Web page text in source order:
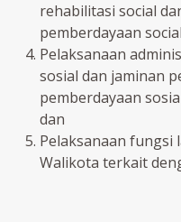
rehabilitasi social
pemberdayaan
Pelaksanaan
sosial dan jaminan
pemberdayaan
dan
Pelaksanaan fungsi
Walikota terkait